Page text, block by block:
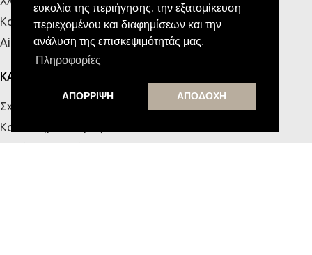
ευκολία της περιήγησης, την εξατομίκευση
περιεχομένου και διαφημίσεων και την
ανάλυση της επισκεψιμότητάς μας.
Πληροφορίες
ΑΠΟΡΡΙΨΗ ΑΠΟΔΟΧΗ
Κουζίνα
Airbnb
ΚΑΤΑΣΤΗΜΑΤΑ
Σχετικά με εμάς
Κατάστημα Πάτρας